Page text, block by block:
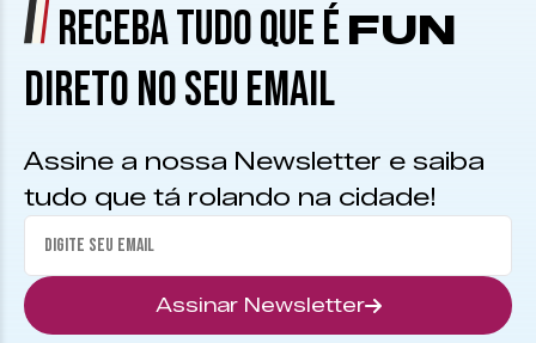
RECEBA TUDO QUE É FUN
DIRETO NO SEU EMAIL
Assine a nossa Newsletter e saiba
tudo que tá rolando na cidade!
Assinar Newsletter